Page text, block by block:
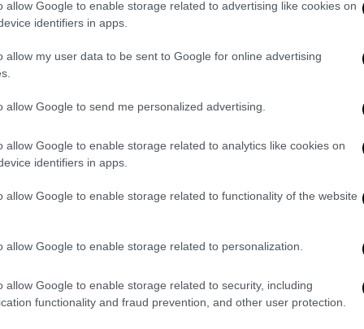
allow Google to enable storage related to advertising like cookies on
identifiers in apps.
allow my user data to be sent to Google for online advertising
allow Google to send me personalized advertising.
allow Google to enable storage related to analytics like cookies on
identifiers in apps.
allow Google to enable storage related to functionality of the website
allow Google to enable storage related to personalization.
allow Google to enable storage related to security, including
functionality and fraud prevention, and other user protection.
Ραφαέλα Πλαστήρα: Η Σταρ Ελλάς
απειλές για τη ζωή της
διεκδικώντας τον τίτλο της Miss
Σταρ Ελλάς 2019 - Ραφαέλα
ηθοποιός» (vid)
Η 20χρονη καλλονή ασχολείται με τον
τομέα της περίθαλψης και της